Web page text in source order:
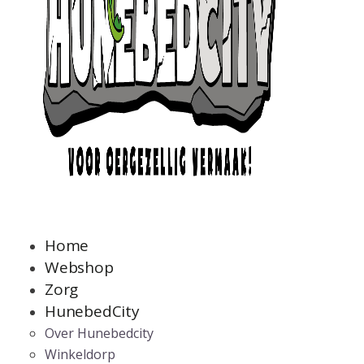
Home
Webshop
Zorg
HunebedCity
Over Hunebedcity
Winkeldorp